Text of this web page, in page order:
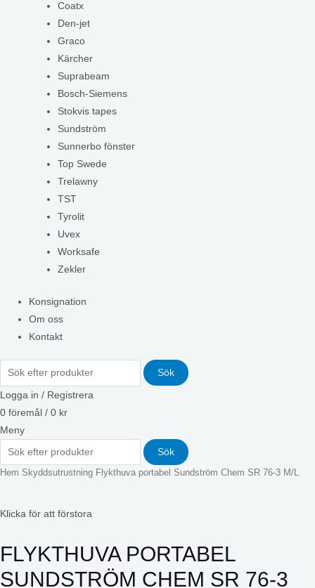
Coatx
Den-jet
Graco
Kärcher
Suprabeam
Bosch-Siemens
Stokvis tapes
Sundström
Sunnerbo fönster
Top Swede
Trelawny
TST
Tyrolit
Uvex
Worksafe
Zekler
Konsignation
Om oss
Kontakt
Sök
Logga in / Registrera
0 föremål / 0 kr
Meny
Sök
Hem Skyddsutrustning Flykthuva portabel Sundström Chem SR 76-3 M/L
Klicka för att förstora
FLYKTHUVA PORTABEL
SUNDSTRÖM CHEM SR 76-3